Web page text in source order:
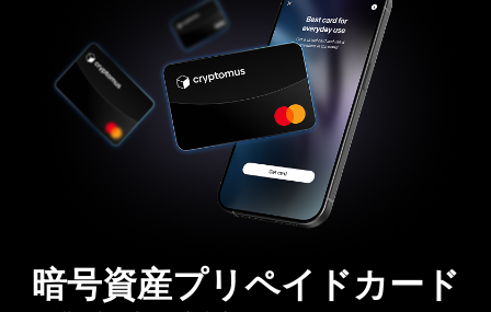
暗号資産プリペイドカード